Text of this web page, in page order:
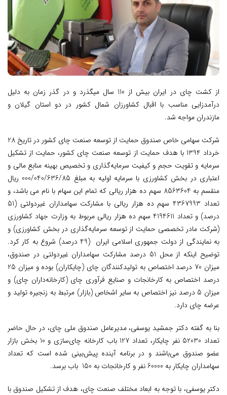
از کشت چای در ایران بیش از 110 سال می­گذرد و در گذر زمان به دلیل
درآمدزایی مناسب با اقبال کشاورزان شمال کشور در دو استان گیلان و
مازندران مواجه شد.
شرکت سهامی خاص صندوق حمایت از توسعه صنعت چای کشور در تاریخ 28
خرداد 1394 با هدف حمایت از توسعه صنعت چای کشور، حمایت از تشکیل
سرمایه و تقویت حجم و کیفیت سرمایه‌گذاری و تخصیص بهینه منابع مالی و
اعتباری در بخش کشاورزی با سرمایه اولیه به مبلغ 000/040/636/85 ریال
منقسم به 8563604 سهم ده هزار ریالی که تمام این سهام با نام می باشد، و
تعداد 4367993 سهم ده هزار ریالی با مشارکت سهامداران غیردولتی (51
درصد) و تعداد 4194611 سهم ده هزار ریالی مربوط به وزارت جهاد کشاورزی
(شرکت مادر تخصصی حمایت از توسعه سرمایه‌گذاری در بخش کشاورزی) و
به نمایندگی از دولت جمهوری اسلامی ایران (49 درصد) شروع به کار کرد.
توضیح اینکه از محل 51 درصد مشارکت سهامداران غیردولتی در صندوق،
میزان 70 درصد اختصاص به تولیدکنندگان چای (چایکاران) بوده و میزان 25
درصد اختصاص به کارخانجات و صنایع فرآوری چای (کارخانه‌داران چای) و
میزان 5 درصد نیز اختصاص به سایر اشخاص (بازار) مرتبط به زنجیره تولید و
عرضه چای دارد.
بنا به گفته دکتر جمشید یوسفی، مدیرعامل صندوق ملی چای، در حال حاضر
تعداد 52030 نفر چایکار، تعداد 127 باب کارخانه چای‌سازی و 10 بخش بازار
عضو صندوق می‌باشند و در برنامه آینده پیش‌بینی شده است که تعداد
سهامداران چایکار به 60000 نفر و کارخانجات به 150 باب برسد.
دکتر یوسفی، با توجه به ابعاد مختلف صنعت چای، هدف از تشکیل صندوق با